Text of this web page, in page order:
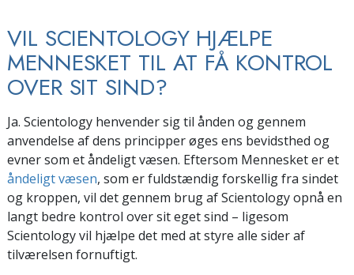
VIL SCIENTOLOGY HJÆLPE
MENNESKET TIL AT FÅ KONTROL
OVER SIT SIND?
Ja. Scientology henvender sig til ånden og gennem
anvendelse af dens principper øges ens bevidsthed og
evner som et åndeligt væsen. Eftersom Mennesket er et
åndeligt væsen, som er fuldstændig forskellig fra sindet
og kroppen, vil det gennem brug af Scientology opnå en
langt bedre kontrol over sit eget sind – ligesom
Scientology vil hjælpe det med at styre alle sider af
tilværelsen fornuftigt.